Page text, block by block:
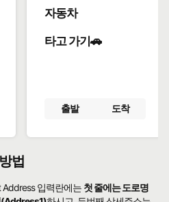
자동차
타고 가기🚗
출발 도착
법
Address 입력란에는 첫 줄에는 도로명